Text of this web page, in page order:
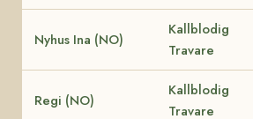
Nyhus Ina (NO)
Kallblodig
Travare
Regi (NO)
Kallblodig
Travare